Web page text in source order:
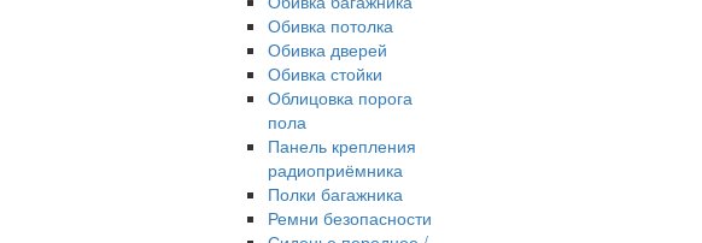
Обивка потолка
Обивка дверей
Обивка стойки
Облицовка порога
пола
Панель крепления
радиоприёмника
Полки багажника
Ремни безопасности